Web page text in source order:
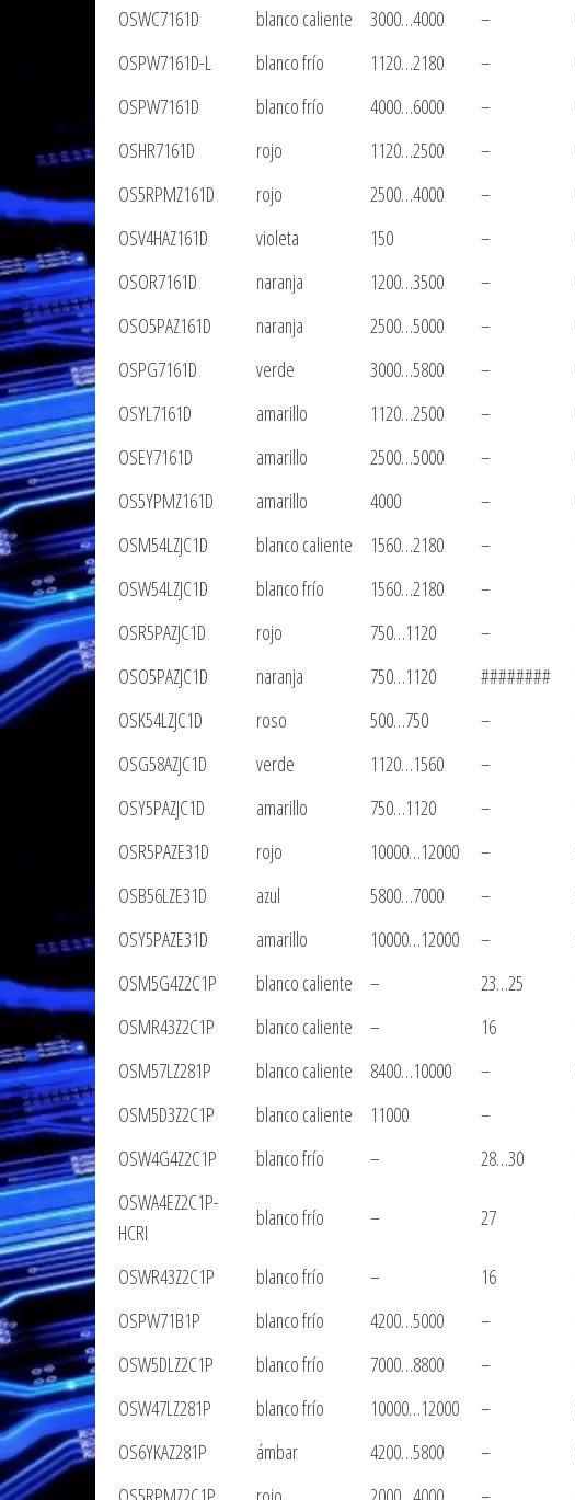
OSWC7161D
blanco caliente 3000…4000 –
OSPW7161D-L
blanco frío 1120…2180 –
OSPW7161D
blanco frío 4000…6000 –
OSHR7161D
rojo 1120…2500 –
OS5RPMZ161D
rojo 2500…4000 –
OSV4HAZ161D
violeta 150 –
OSOR7161D
naranja 1200…3500 –
OSO5PAZ161D
naranja 2500…5000 –
OSPG7161D
verde 3000…5800 –
OSYL7161D
amarillo 1120…2500 –
OSEY7161D
amarillo 2500…5000 –
OS5YPMZ161D
amarillo 4000 –
OSM54LZJC1D
blanco caliente 1560…2180 –
OSW54LZJC1D
blanco frío 1560…2180 –
OSR5PAZJC1D
rojo 750…1120 –
OSO5PAZJC1D
naranja 750…1120 ########
OSK54LZJC1D
roso 500…750 –
OSG58AZJC1D
verde 1120…1560 –
OSY5PAZJC1D
amarillo 750…1120 –
OSR5PAZE31D
rojo 10000…12000 –
OSB56LZE31D
azul 5800…7000 –
OSY5PAZE31D
amarillo 10000…12000 –
OSM5G4Z2C1P
blanco caliente – 23…25
OSMR43Z2C1P
blanco caliente – 16
OSM57LZ281P
blanco caliente 8400…10000 –
OSM5D3Z2C1P
blanco caliente 11000 –
OSW4G4Z2C1P
blanco frío – 28…30
OSWA4EZ2C1P-
HCRI
blanco frío – 27
OSWR43Z2C1P blanco frío – 16
OSPW71B1P
blanco frío 4200…5000 –
OSW5DLZ2C1P
blanco frío 7000…8800 –
OSW47LZ281P
blanco frío 10000…12000 –
OS6YKAZ281P
ámbar 4200…5800 –